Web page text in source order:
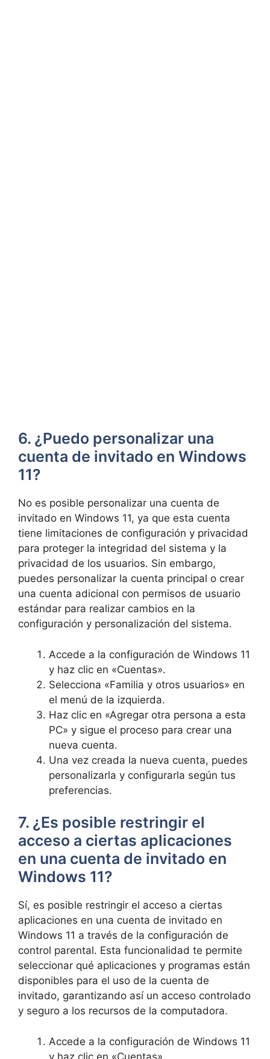
6. ¿Puedo personalizar una
cuenta de invitado en Windows
11?
No es posible personalizar una cuenta de
invitado en Windows 11, ya que esta cuenta
tiene limitaciones de configuración y privacidad
para proteger la integridad del sistema y la
privacidad de los usuarios. Sin embargo,
puedes personalizar la cuenta principal o crear
una cuenta adicional con permisos de usuario
estándar para realizar cambios en la
configuración y personalización del sistema.
Accede a la configuración de Windows 11
y haz clic en «Cuentas».
Selecciona «Familia y otros usuarios» en
el menú de la izquierda.
Haz clic en «Agregar otra persona a esta
PC» y sigue el proceso para crear una
nueva cuenta.
Una vez creada la nueva cuenta, puedes
personalizarla y configurarla según tus
preferencias.
7. ¿Es posible restringir el
acceso a ciertas aplicaciones
en una cuenta de invitado en
Windows 11?
Sí, es posible restringir el acceso a ciertas
aplicaciones en una cuenta de invitado en
Windows 11 a través de la configuración de
control parental. Esta funcionalidad te permite
seleccionar qué aplicaciones y programas están
disponibles para el uso de la cuenta de
invitado, garantizando así un acceso controlado
y seguro a los recursos de la computadora.
Accede a la configuración de Windows 11
y haz clic en «Cuentas».